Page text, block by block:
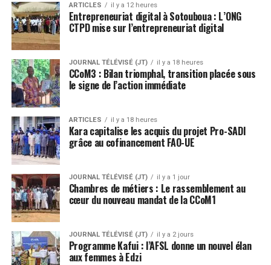
ARTICLES il y a 12 heures
Entrepreneuriat digital à Sotouboua : L’ONG
CTPD mise sur l’entrepreneuriat digital
JOURNAL TÉLÉVISÉ (JT) il y a 18 heures
CCoM3 : Bilan triomphal, transition placée sous
le signe de l’action immédiate
ARTICLES il y a 18 heures
Kara capitalise les acquis du projet Pro-SADI
grâce au cofinancement FAO-UE
JOURNAL TÉLÉVISÉ (JT) il y a 1 jour
Chambres de métiers : Le rassemblement au
cœur du nouveau mandat de la CCoM1
JOURNAL TÉLÉVISÉ (JT) il y a 2 jours
Programme Kafui : l’AFSL donne un nouvel élan
aux femmes à Edzi